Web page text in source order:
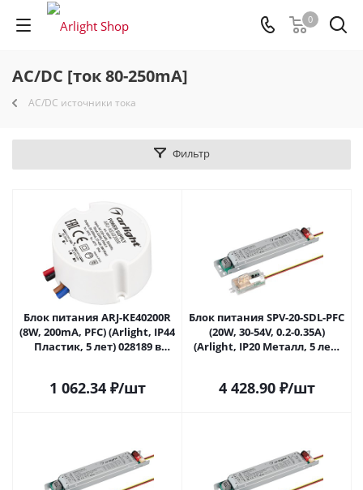
0
AC/DC [ток 80-250mA]
AC/DC источники тока
Фильтр
Блок питания ARJ-KE40200R
(8W, 200mA, PFC) (Arlight, IP44
Пластик, 5 лет) 028189 в
1 062.34₽/шт
Блок питания SPV-20-SDL-PFC
(20W, 30-54V, 0.2-0.35A)
(Arlight, IP20 Металл, 5 лет)
4 428.90₽/шт